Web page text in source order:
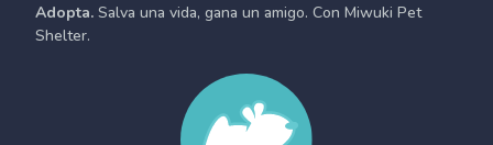
Adopta. Salva una vida, gana un amigo. Con Miwuki Pet
Shelter.